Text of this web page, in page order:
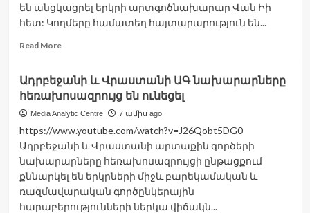
միջև
հակամարտությունը
օրում.
են անցկացրել երկրի արտգոծնախարար Վան Իի
հետ: Կողմերը համատեղ հայտարարություն են...
Read MoreRead
Կամբոջան
և
Թաիլանդը
են
հայտնել
աստիճանաբար
ամրապնդել
հրադադարը
Ադրբեջանի և Վրաստանի ԱԳ նախարարները
հեռախոսազրույց են ունեցել
Media Analytic Centre 7 ամիս ago
https://www.youtube.com/watch?v=J26Qobt5DG0
Ադրբեջանի և Վրաստանի արտաքին գործերի
նախարարները հեռախոսազրույցի ընթացքում
քննարկել են երկրների միջև բարեկամական և
ռազմավարական գործընկերային
հարաբերությունների ներկա վիճակն...